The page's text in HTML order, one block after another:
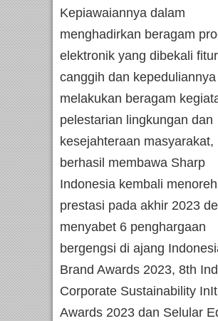
Kepiawaiannya dalam
menghadirkan beragam
elektronik yang dibekali fitur
canggih dan
melakukan beragam
pelestarian lingkungan dan
kesejahteraan masyarakat,
berhasil membawa Sharp
Indonesia kembali
prestasi pada akhir 2023
menyabet 6 penghargaan
bergengsi di ajang
Brand Awards 2023, 8th
Corporate Sustainability
Awards 2023 dan Selular